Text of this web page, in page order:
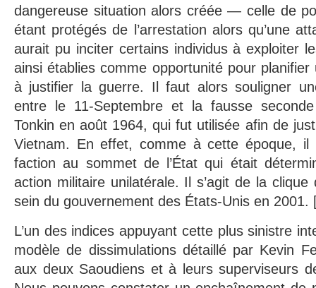
dangereuse situation alors créée — celle de
étant protégés de l’arrestation alors qu’une
aurait pu inciter certains individus à exploiter
ainsi établies comme opportunité pour
à justifier la guerre. Il faut alors souligner
entre le 11-Septembre et la fausse
Tonkin en août 1964, qui fut utilisée afin de
Vietnam. En effet, comme à cette époque, il
faction au sommet de l’État qui était
action militaire unilatérale. Il s’agit de la
sein du gouvernement des États-Unis en 2001.
L’un des indices appuyant cette plus sinistre
modèle de dissimulations détaillé par Kevin
aux deux Saoudiens et à leurs superviseurs